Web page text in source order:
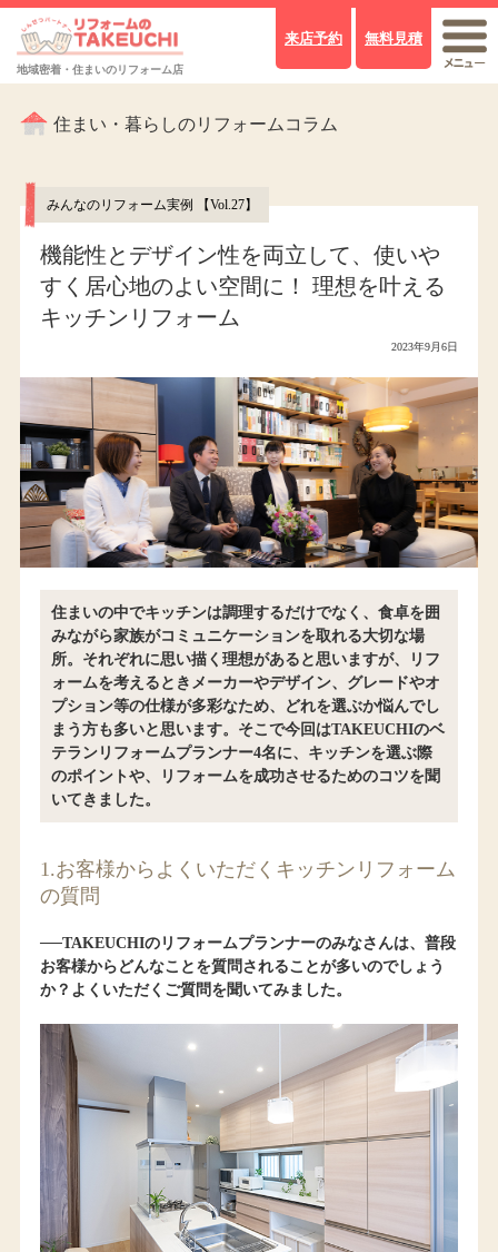
地域密着・住まいのリフォーム店
来店予約 無料見積
住まい・暮らしのリフォームコラム
みんなのリフォーム実例 【Vol.27】
機能性とデザイン性を両立して、使いや
すく居心地のよい空間に！ 理想を叶える
キッチンリフォーム
2023年9月6日
住まいの中でキッチンは調理するだけでなく、食卓を囲
みながら家族がコミュニケーションを取れる大切な場
所。それぞれに思い描く理想があると思いますが、リフ
ォームを考えるときメーカーやデザイン、グレードやオ
プション等の仕様が多彩なため、どれを選ぶか悩んでし
まう方も多いと思います。そこで今回はTAKEUCHIのベ
テランリフォームプランナー4名に、キッチンを選ぶ際
のポイントや、リフォームを成功させるためのコツを聞
いてきました。
1.お客様からよくいただくキッチンリフォーム
の質問
──TAKEUCHIのリフォームプランナーのみなさんは、普段
お客様からどんなことを質問されることが多いのでしょう
か？よくいただくご質問を聞いてみました。